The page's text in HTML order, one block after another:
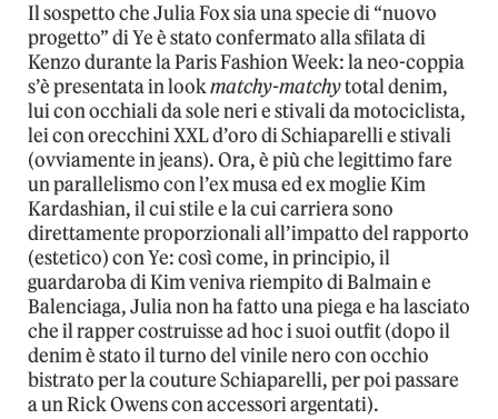
Il sospetto che Julia Fox sia una specie di “nuovo
progetto” di Ye è stato confermato alla sfilata di
Kenzo durante la Paris Fashion Week: la neo-coppia
s’è presentata in lookmatchy-matchytotal denim,
lui con occhiali da sole neri e stivali da motociclista,
lei con orecchini XXL d’oro di Schiaparelli e stivali
(ovviamente in jeans). Ora, è più che legittimo fare
un parallelismo con l’ex musa ed ex moglie Kim
Kardashian, il cui stile e la cui carriera sono
direttamente proporzionali all’impatto del rapporto
(estetico) con Ye: così come, in principio, il
guardaroba di Kim veniva riempito di Balmain e
Balenciaga, Julia non ha fatto una piega e ha lasciato
che il rapper costruisse ad hoc i suoi outfit (dopo il
denim è stato il turno del vinile nero con occhio
bistrato per la couture Schiaparelli, per poi passare
a un Rick Owens con accessori argentati).